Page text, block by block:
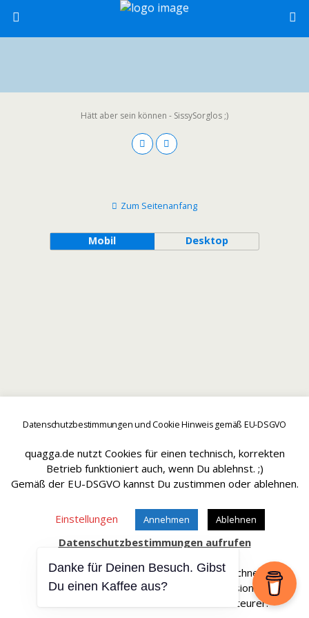
Hätt aber sein können - SissySorglos ;)
Datenschutzbestimmungen und Cookie Hinweis gemäß EU-DSGVO
quagga.de nutzt Cookies für einen technisch, korrekten
Betrieb funktioniert auch, wenn Du ablehnst. ;)
Gemäß der EU-DSGVO kannst Du zustimmen oder ablehnen.
Einstellungen Annehmen Ablehnen
Datenschutzbestimmungen aufrufen
Affiliate Links sind mit einem * gekennteichnet.
Wir erhalten bei einem Kauf eine Provision.
Die Artikel werden für Dich dadurch nicht teurer.
Zum Seitenanfang
Mobil Desktop
Danke für Deinen Besuch. Gibst
Du einen Kaffee aus?